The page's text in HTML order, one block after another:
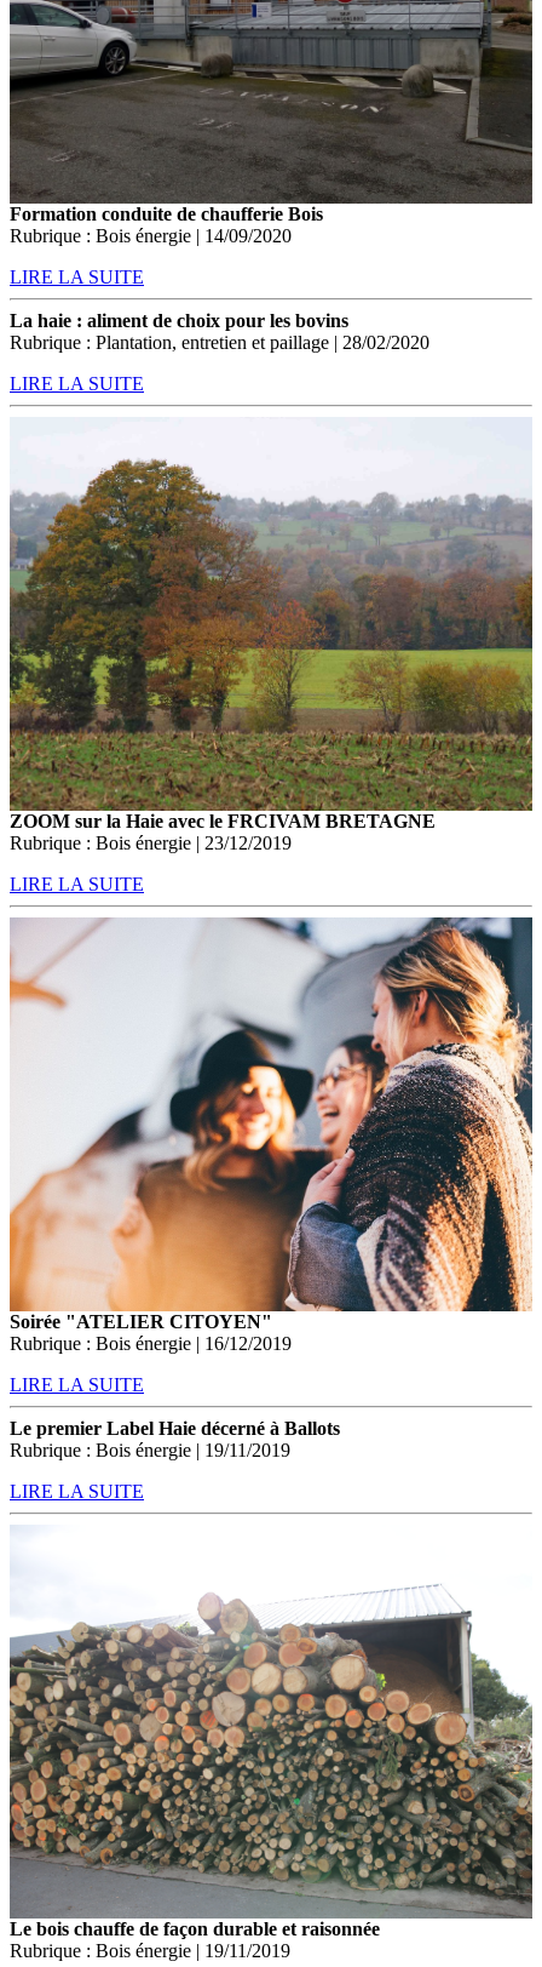
Formation conduite de chaufferie Bois
Rubrique : Bois énergie | 14/09/2020
LIRE LA SUITE
La haie : aliment de choix pour les bovins
Rubrique : Plantation, entretien et paillage | 28/02/2020
LIRE LA SUITE
ZOOM sur la Haie avec le FRCIVAM BRETAGNE
Rubrique : Bois énergie | 23/12/2019
LIRE LA SUITE
Soirée "ATELIER CITOYEN"
Rubrique : Bois énergie | 16/12/2019
LIRE LA SUITE
Le premier Label Haie décerné à Ballots
Rubrique : Bois énergie | 19/11/2019
LIRE LA SUITE
Le bois chauffe de façon durable et raisonnée
Rubrique : Bois énergie | 19/11/2019